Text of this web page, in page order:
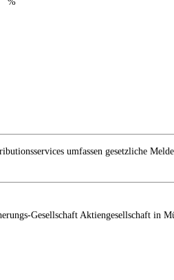
umfassen gesetzliche
Gesellschaft Aktiengesellschaft in